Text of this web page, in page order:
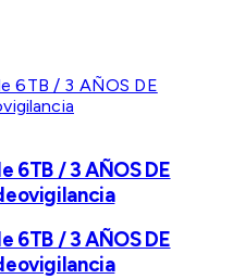
6TB / 3 AÑOS DE
6TB / 3 AÑOS DE